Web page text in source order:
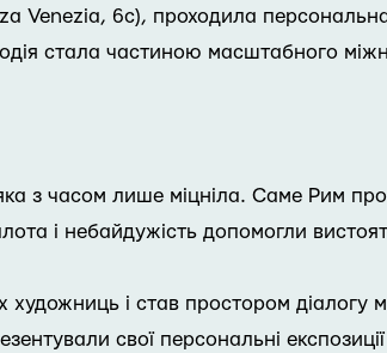
Venezia, 6с), проходила
стала частиною масштабного
з часом лише міцніла. Саме Рим
і небайдужість допомогли
і став простором діалогу
свої персональні експозиції